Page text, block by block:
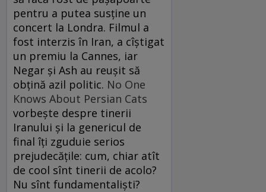
pentru a putea susţine un
concert la Londra. Filmul a
fost interzis în Iran, a cîştigat
un premiu la Cannes, iar
Negar şi Ash au reuşit să
obţină azil politic. No One
Knows About Persian Cats
vorbeşte despre tinerii
Iranului şi la genericul de
final îţi zguduie serios
prejudecăţile: cum, chiar atît
de cool sînt tinerii de acolo?
Nu sînt fundamentalişti?